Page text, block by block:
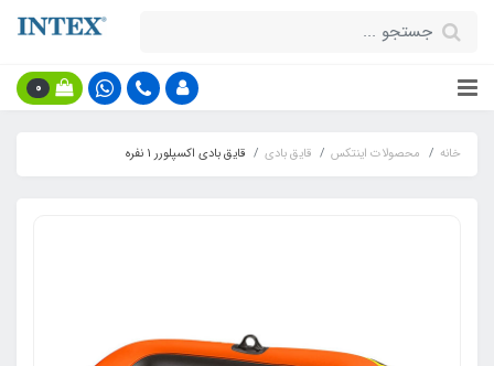
0
خانه محصولات اینتکس قایق بادی قایق بادی اکسپلورر 1 نفره